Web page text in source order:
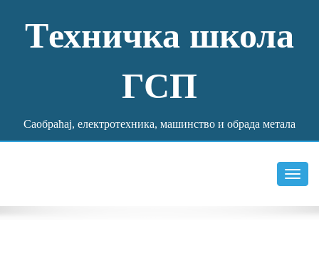
Tехничка школа
ГСП
Саобраћај, електротехника, машинство и обрада метала